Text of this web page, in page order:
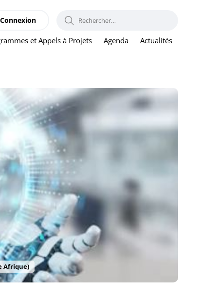
et Appels à Projets Agenda Actualités
Connexion RECHERCHER :
Afrique)